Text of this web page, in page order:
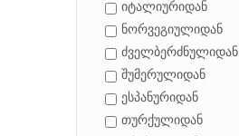
იტალიურიდან
ნორვეგიულიდან
ძველბერძნულიდან
შუმერულიდან
ესპანურიდან
თურქულიდან